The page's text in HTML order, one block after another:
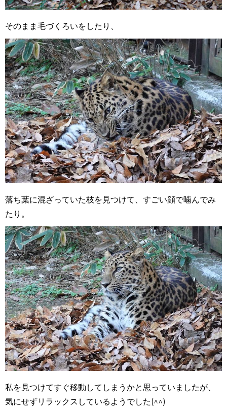
そのまま毛づくろいをしたり、
落ち葉に混ざっていた枝を見つけて、すごい顔で噛んでみ
たり。
私を見つけてすぐ移動してしまうかと思っていましたが、
気にせずリラックスしているようでした(^^)